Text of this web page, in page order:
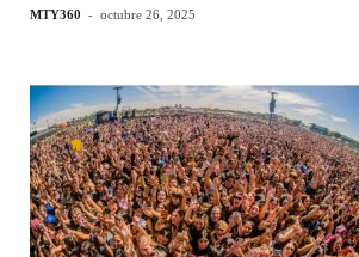
MTY360 - octubre 26, 2025